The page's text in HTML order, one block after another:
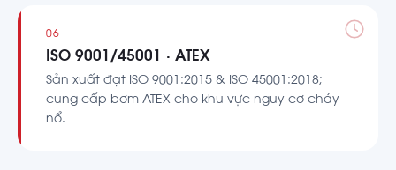
06
ISO 9001/45001 · ATEX
Sản xuất đạt ISO 9001:2015 & ISO 45001:2018;
cung cấp bơm ATEX cho khu vực nguy cơ cháy
nổ.